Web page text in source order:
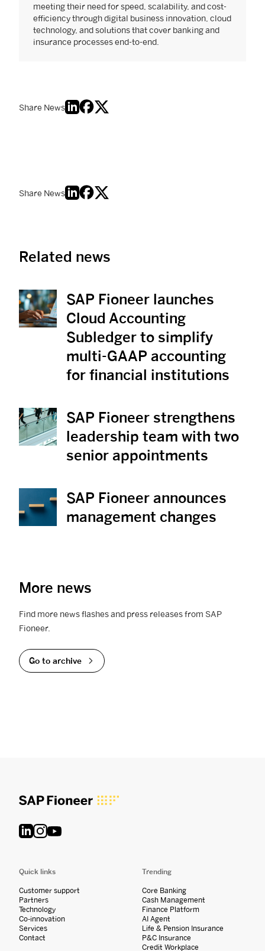
meeting their need for speed, scalability, and cost-
efficiency through digital business innovation, cloud
technology, and solutions that cover banking and
insurance processes end-to-end.
Share News
Share News
Related news
View News SAP Fioneer launches
Cloud Accounting
Subledger to simplify
multi-GAAP accounting
for financial institutions
View News SAP Fioneer strengthens
leadership team with two
senior appointments
View News SAP Fioneer announces
management changes
More news
Find more news flashes and press releases from SAP
Fioneer.
Go to archive
Quick links
Customer support
Partners
Technology
Co-innovation
Services
Contact
Trending
Core Banking
Cash Management
Finance Platform
AI Agent
Life & Pension Insurance
P&C Insurance
Credit Workplace